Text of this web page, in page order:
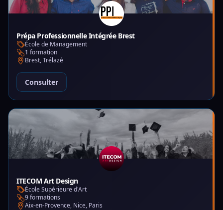
Prépa Professionnelle Intégrée Brest
École de Management
1 formation
Brest, Trélazé
Consulter
ITECOM Art Design
École Supérieure d'Art
9 formations
Aix-en-Provence, Nice, Paris